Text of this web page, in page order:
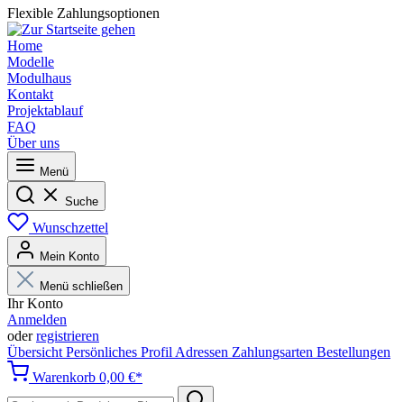
Flexible Zahlungsoptionen
Home
Modelle
Modulhaus
Kontakt
Projektablauf
FAQ
Über uns
Menü
Suche
Wunschzettel
Mein Konto
Menü schließen
Ihr Konto
Anmelden
oderregistrieren
Übersicht Persönliches Profil Adressen Zahlungsarten Bestellungen
Warenkorb 0,00 €*